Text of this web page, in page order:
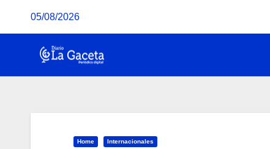
05/08/2026
Home Internacionales